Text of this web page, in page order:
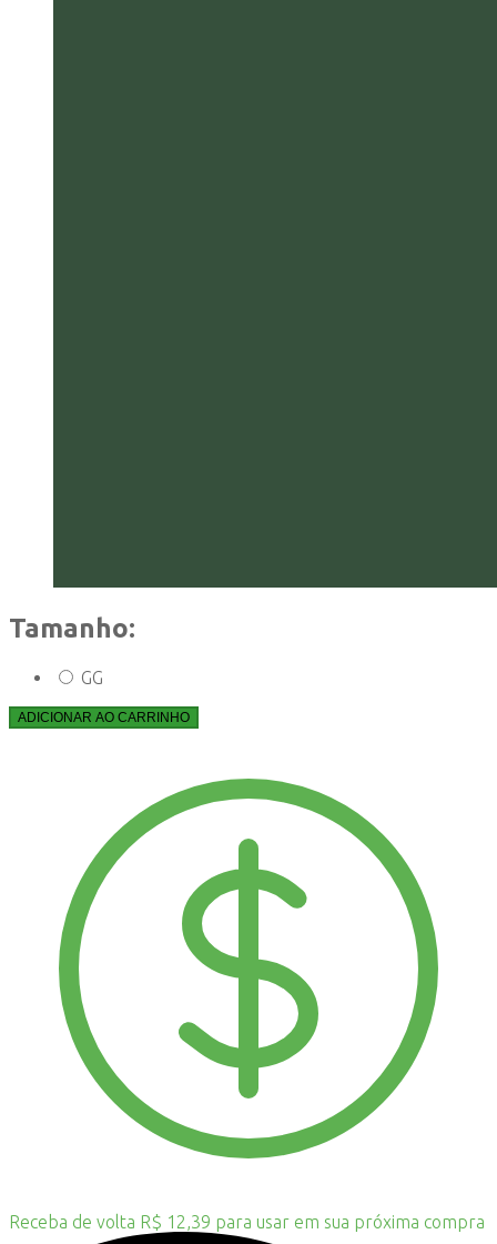
Tamanho:
GG
ADICIONAR AO CARRINHO
Receba de volta R$ 12,39 para usar em sua próxima compra